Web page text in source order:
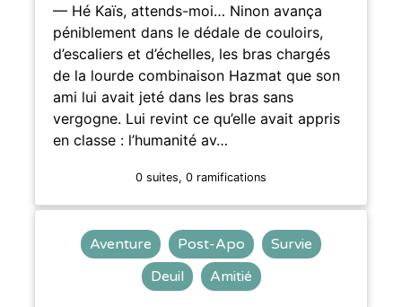
— Hé Kaïs, attends-moi… Ninon avança
péniblement dans le dédale de couloirs,
d’escaliers et d’échelles, les bras chargés
de la lourde combinaison Hazmat que son
ami lui avait jeté dans les bras sans
vergogne. Lui revint ce qu’elle avait appris
en classe : l’humanité av…
0 suites, 0 ramifications
Aventure Post-Apo
Survie
Deuil
Amitié